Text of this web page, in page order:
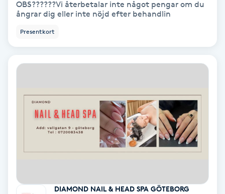
Brynplockning
Celluliter
OBS??????Vi återbetalar inte något pengar om du
ångrar dig eller inte nöjd efter behandlin
Presentkort
DIAMOND NAIL & HEAD SPA GÖTEBORG